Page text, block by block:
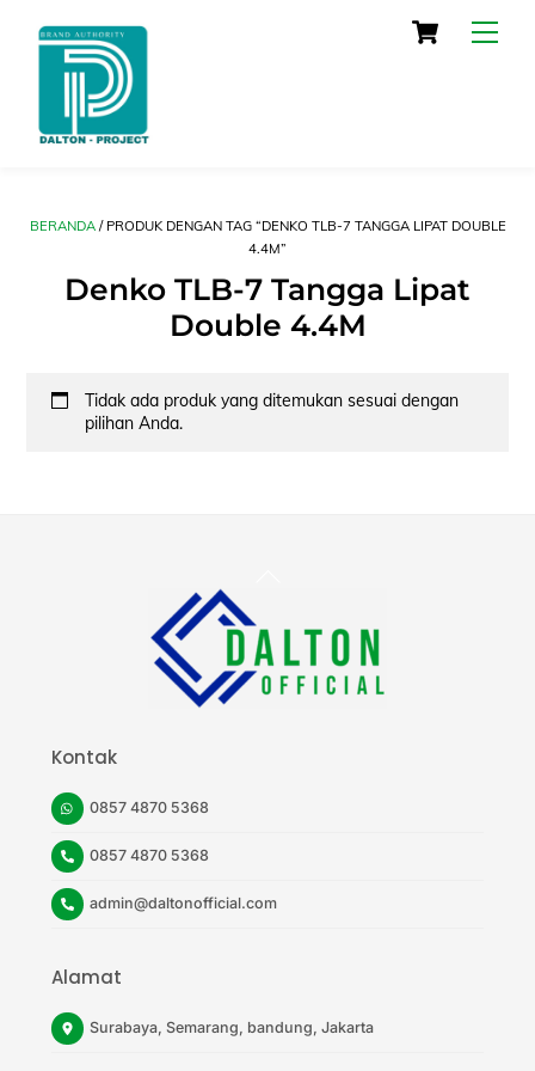
Cart
BERANDA/ PRODUK DENGAN TAG “DENKO TLB-7 TANGGA LIPAT DOUBLE
4.4M”
Denko TLB-7 Tangga Lipat
Double 4.4M
Tidak ada produk yang ditemukan sesuai dengan
pilihan Anda.
Kontak
0857 4870 5368
0857 4870 5368
admin@daltonofficial.com
Alamat
Surabaya, Semarang, bandung, Jakarta